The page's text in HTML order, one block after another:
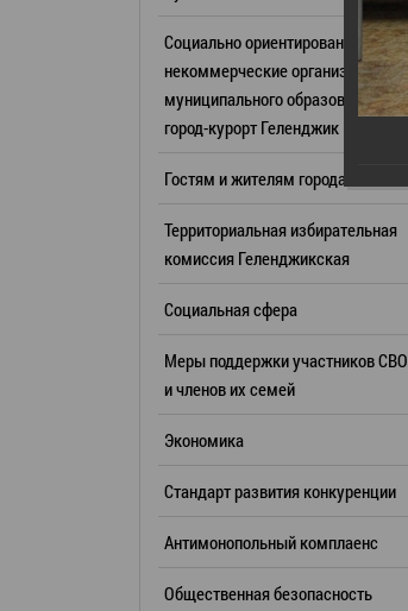
Антимонопольный комплаенс
Общественная безопасность
Инициативное бюджетирование
Инвестиционная
РУКОВОДИТЕЛИ
Список руководителей
Социально ориентированные
некоммерческие организации
муниципального образования
город-курорт Геленджик
Гостям и жителям города
Территориальная избирательная
комиссия Геленджикcкая
Социальная сфера
Меры поддержки участников СВО
и членов их семей
Экономика
Стандарт развития конкуренции
Антимонопольный комплаенс
Общественная безопасность